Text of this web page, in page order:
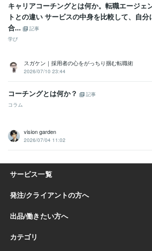
キャリアコーチングとは何か。転職エージェ
トとの違い サービスの中身を比較して、自分
合...
記事
学び
スガケン｜採用者の心をがっちり掴む転職術
2026/07/10 23:44
コーチングとは何か？
記事
コラム
vision garden
2026/07/04 11:02